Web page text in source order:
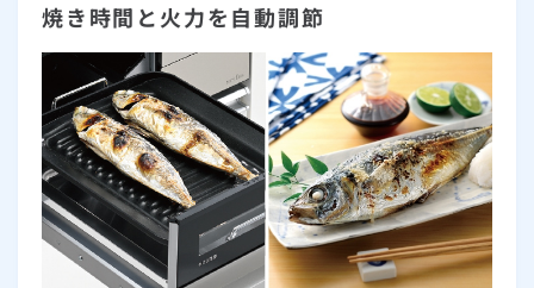
焼き時間と火力を自動調節